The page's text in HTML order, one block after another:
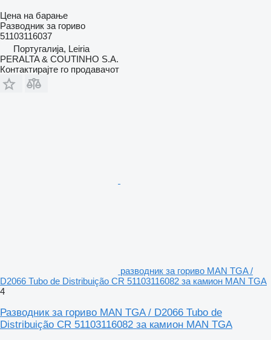
Цена на барање
Разводник за гориво
51103116037
Португалија, Leiria
PERALTA & COUTINHO S.A.
Контактирајте го продавачот
разводник за гориво MAN TGA /
D2066 Tubo de Distribuição CR 51103116082 за камион MAN TGA
4
Разводник за гориво MAN TGA / D2066 Tubo de
Distribuição CR 51103116082 за камион MAN TGA